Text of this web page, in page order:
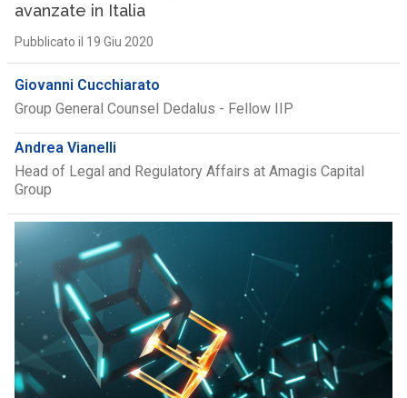
avanzate in Italia
Pubblicato il 19 Giu 2020
Giovanni Cucchiarato
Group General Counsel Dedalus - Fellow IIP
Andrea Vianelli
Head of Legal and Regulatory Affairs at Amagis Capital
Group